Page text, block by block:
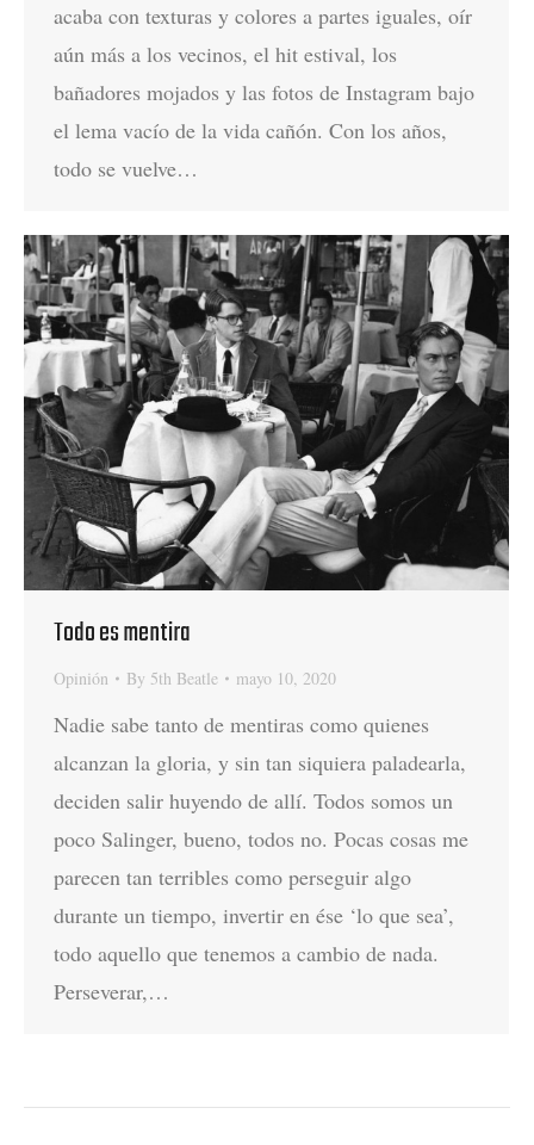
acaba con texturas y colores a partes iguales, oír
aún más a los vecinos, el hit estival, los
bañadores mojados y las fotos de Instagram bajo
el lema vacío de la vida cañón. Con los años,
todo se vuelve…
Todo es mentira
Opinión By 5th Beatle mayo 10, 2020
Nadie sabe tanto de mentiras como quienes
alcanzan la gloria, y sin tan siquiera paladearla,
deciden salir huyendo de allí. Todos somos un
poco Salinger, bueno, todos no. Pocas cosas me
parecen tan terribles como perseguir algo
durante un tiempo, invertir en ése ‘lo que sea’,
todo aquello que tenemos a cambio de nada.
Perseverar,…